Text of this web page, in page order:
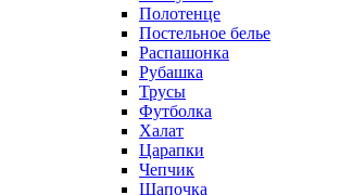
Полотенце
Постельное белье
Распашонка
Рубашка
Трусы
Футболка
Халат
Царапки
Чепчик
Шапочка